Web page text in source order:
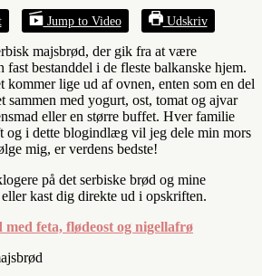
Jump to Video Udskriv
majsbrød, der gik fra at være
fast bestanddel i de fleste balkanske hjem.
kommer lige ud af ovnen, enten som en del
sammen med yogurt, ost, tomat og ajvar
eller en større buffet. Hver familie
og i dette blogindlæg vil jeg dele min mors
mig, er verdens bedste!
på det serbiske brød og mine
kast dig direkte ud i opskriften.
med feta, flødeost og nigellafrø